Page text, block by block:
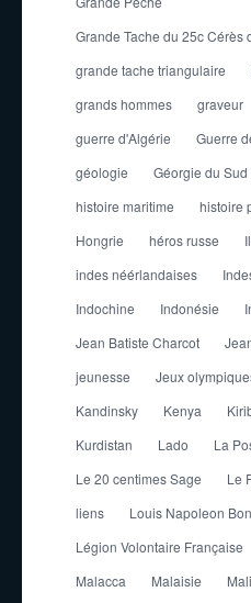
Grande Tache du 25c Cérès
grande tache triangulaire
grands hommes
graveur
guerre d'Algérie
Guerre
géologie
Géorgie du Sud
histoire maritime
histoire
Hongrie
héros russe
indes néérlandaises
Indochine
Indonésie
Jean Batiste Charcot
jeunesse
Jeux
Kandinsky
Kenya
Kurdistan
Lado La
Le 20 centimes Sage
Le
liens
Louis Napoleon
Légion Volontaire Française
Malacca
Malaisie Mali